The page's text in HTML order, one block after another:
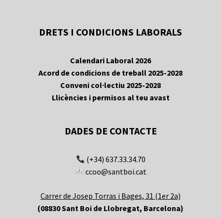
DRETS I CONDICIONS LABORALS
Calendari Laboral 2026
Acord de condicions de treball 2025-2028
Conveni col·lectiu 2025-2028
Llicències i permisos al teu avast
DADES DE CONTACTE
(+34) 637.33.34.70
ccoo@santboi.cat
Carrer de Josep Torras i Bages, 31 (1er 2a)
(08830 Sant Boi de Llobregat, Barcelona)